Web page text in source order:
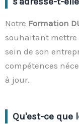
Notre Formation
souhaitant mettre
sein de son
compétences
à jour.
Qu'est-ce que